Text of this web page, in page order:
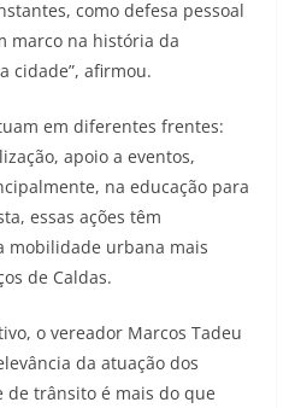
como defesa pessoal
marco na história da
cidade”, afirmou.
em diferentes frentes:
apoio a eventos,
na educação para
essas ações têm
urbana mais
de Caldas.
o vereador Marcos Tadeu
da atuação dos
de trânsito é mais do que